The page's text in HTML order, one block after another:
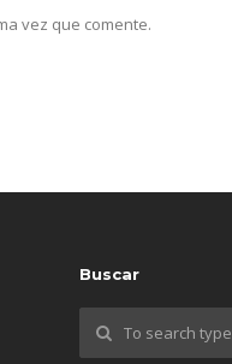
vez que comente.
Buscar